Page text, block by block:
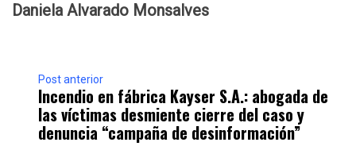
Daniela Alvarado Monsalves
Post anterior
Incendio en fábrica Kayser S.A.: abogada de
las víctimas desmiente cierre del caso y
denuncia “campaña de desinformación”